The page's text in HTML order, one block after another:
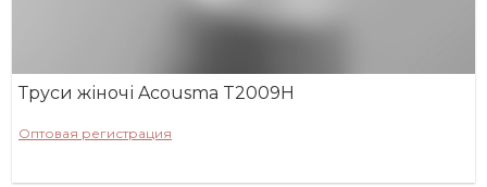
Труси жіночі Acousma T2009H
Оптовая регистрация